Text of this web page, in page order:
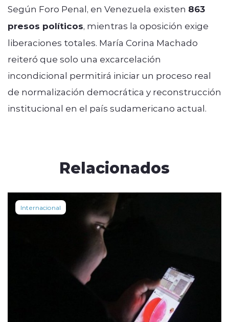
Según Foro Penal, en Venezuela existen 863
presos políticos, mientras la oposición exige
liberaciones totales. María Corina Machado
reiteró que solo una excarcelación
incondicional permitirá iniciar un proceso real
de normalización democrática y reconstrucción
institucional en el país sudamericano actual.
Relacionados
Internacional